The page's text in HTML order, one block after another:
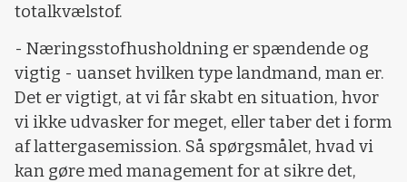
totalkvælstof.
- Næringsstofhusholdning er spændende og
vigtig - uanset hvilken type landmand, man er.
Det er vigtigt, at vi får skabt en situation, hvor
vi ikke udvasker for meget, eller taber det i form
af lattergasemission. Så spørgsmålet, hvad vi
kan gøre med management for at sikre det,